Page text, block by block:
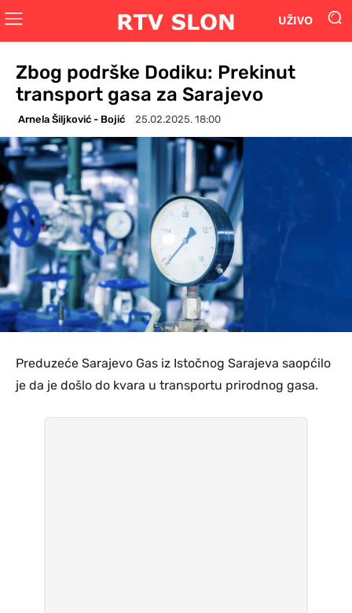
UŽIVO
Zbog podrške Dodiku: Prekinut
transport gasa za Sarajevo
Arnela Šiljković - Bojić 25.02.2025. 18:00
Preduzeće Sarajevo Gas iz Istočnog Sarajeva saopćilo
je da je došlo do kvara u transportu prirodnog gasa.